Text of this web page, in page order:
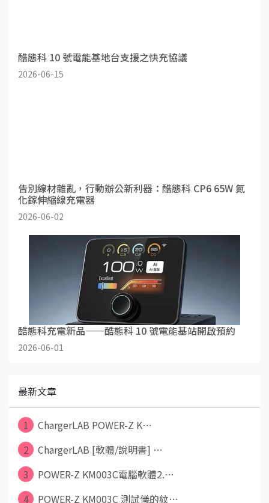
酷態科 10 號電能基地台支援之快充協議
2026-06-15
告別線材雜亂，行動辦公新利器：酷態科 CP6 65W 氮
化鎵伸縮線充電器
2026-06-02
酷態科充電新品——酷態科 10 號電能基站開啟預約
2026-06-01
最新文章
1
ChargerLAB POWER-Z K⋯
2
ChargerLAB [軟體/說明書] ⋯
3
POWER-Z KM003C電腦軟體2.⋯
4
POWER-Z KM003C 測試儀的紋⋯